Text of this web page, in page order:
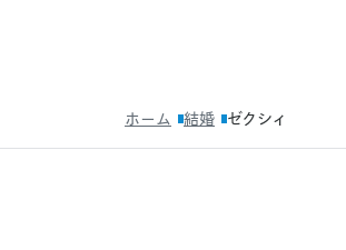
招
待
戻
る
ホーム 結婚 ゼクシィ